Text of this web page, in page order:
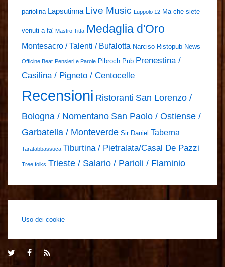
pariolina Lapsutinna Live Music Luppolo 12 Ma che siete
venuti a fa' Mastro Titta Medaglia d'Oro
Montesacro / Talenti / Bufalotta Narciso Ristopub News
Officine Beat Pensieri e Parole Pibroch Pub Prenestina /
Casilina / Pigneto / Centocelle
Recensioni Ristoranti San Lorenzo /
Bologna / Nomentano San Paolo / Ostiense /
Garbatella / Monteverde Sir Daniel Taberna
Taratabbassuca Tiburtina / Pietralata/Casal De Pazzi
Tree folks Trieste / Salario / Parioli / Flaminio
Uso dei cookie